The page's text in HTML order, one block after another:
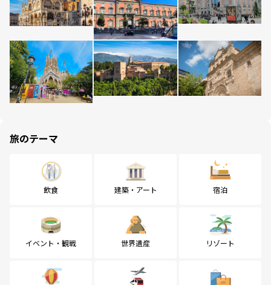
旅のテーマ
飲食 建築・アート 宿泊
イベント・観戦 世界遺産 リゾート